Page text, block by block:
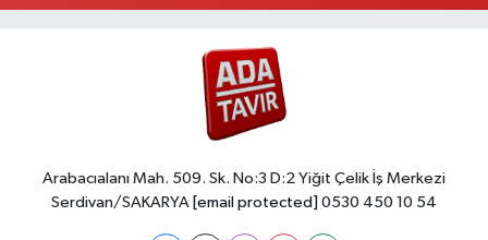
Arabacıalanı Mah. 509. Sk. No:3 D:2 Yiğit Çelik İş Merkezi
Serdivan/SAKARYA [email protected] 0530 450 10 54